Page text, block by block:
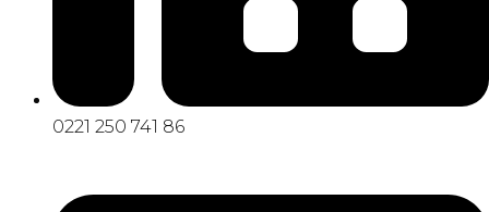
0221 250 741 86